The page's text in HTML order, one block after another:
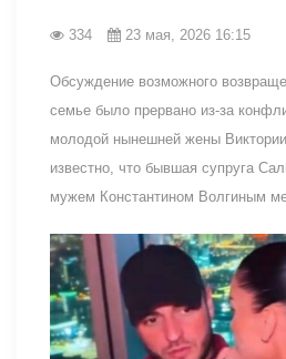
334 23 мая, 2026 16:15
Обсуждение возможного
семье было прервано из-за
молодой нынешней жены
известно, что бывшая супруга
мужем Константином Волгиным